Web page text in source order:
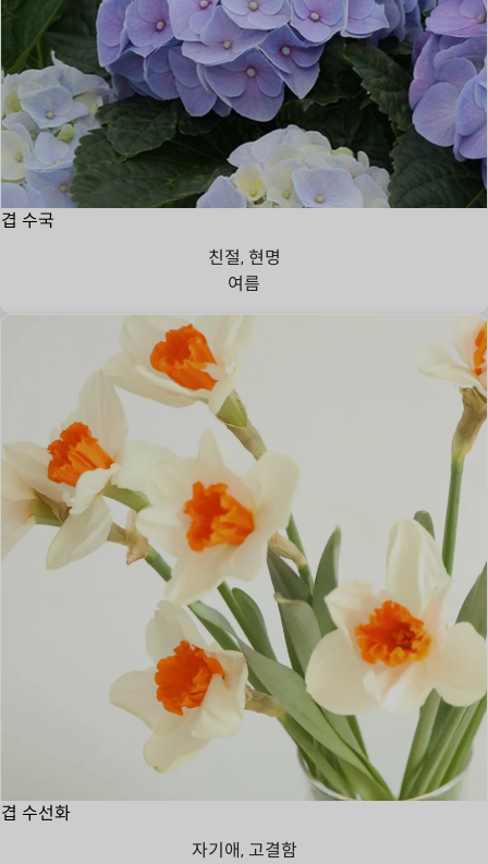
겹 수국
친절, 현명
여름
겹 수선화
자기애, 고결함